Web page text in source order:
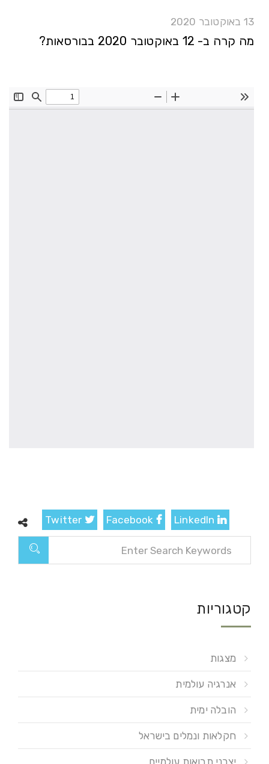
13 באוקטובר 2020
מה קרה ב- 12 באוקטובר 2020 בבורסאות?
קטגוריות
מצגות
אנרגיה עולמית
הובלה ימית
חקלאות ונמלים בישראל